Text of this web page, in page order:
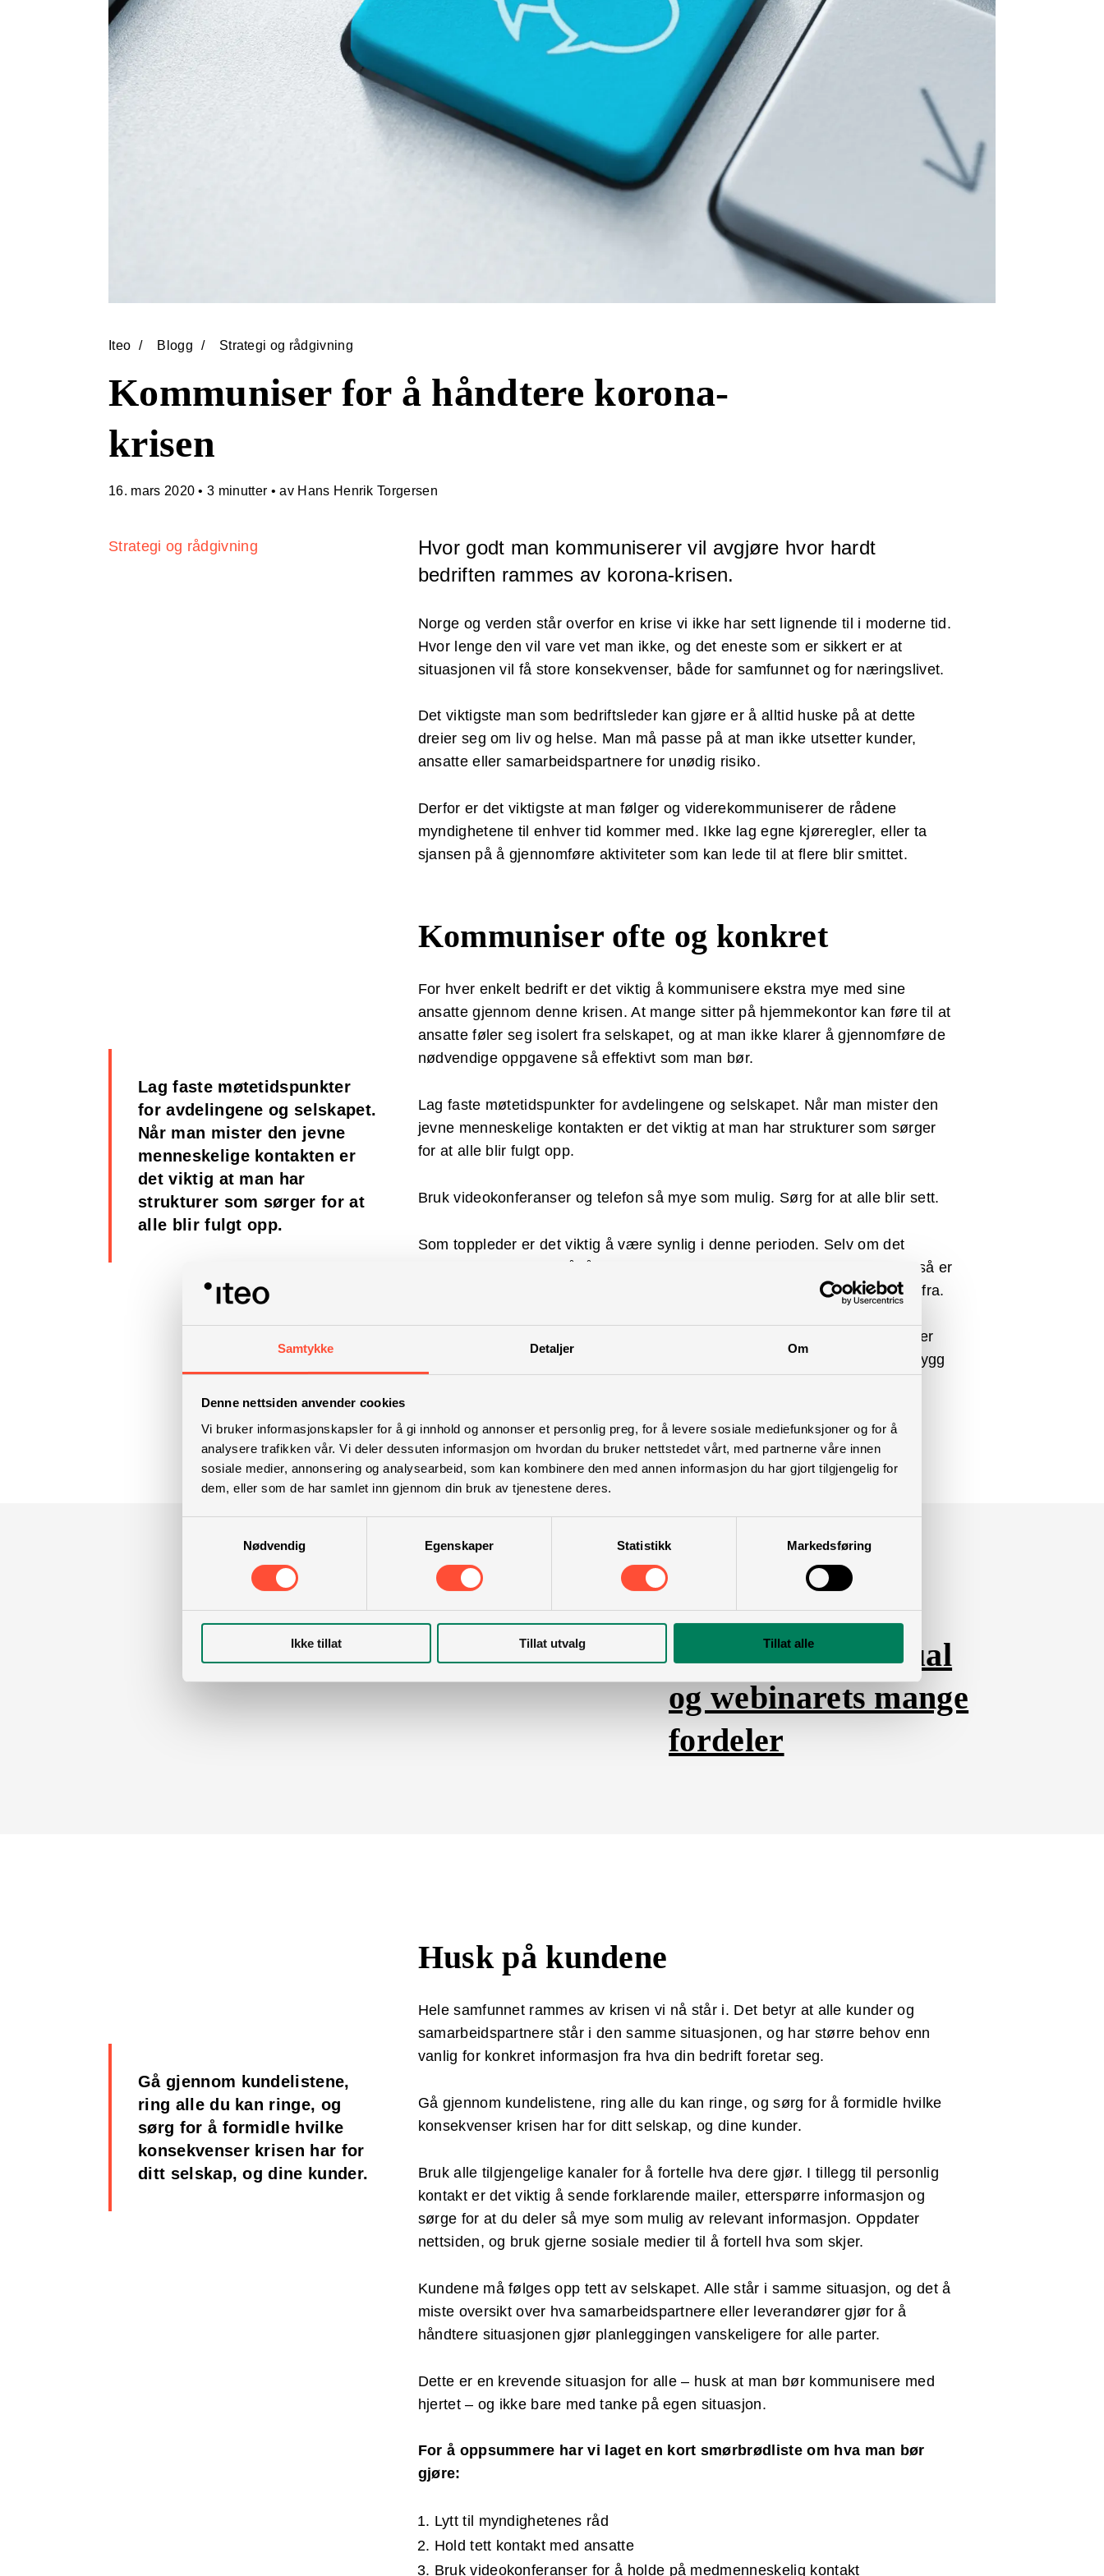
Samtykke Detaljer Om
Denne nettsiden anvender cookies
Vi bruker informasjonskapsler for å gi innhold og annonser et personlig preg, for å levere sosiale mediefunksjoner og for å
analysere trafikken vår. Vi deler dessuten informasjon om hvordan du bruker nettstedet vårt, med partnerne våre innen
sosiale medier, annonsering og analysearbeid, som kan kombinere den med annen informasjon du har gjort tilgjengelig for
dem, eller som de har samlet inn gjennom din bruk av tjenestene deres.
Nødvendig
Egenskaper Statistikk Markedsføring
Ikke tillat Tillat utvalg Tillat alle
Iteo Blogg Strategi og rådgivning
Kommuniser for å håndtere korona-
krisen
16. mars 2020 •3 minutter • av Hans Henrik Torgersen
Strategi og rådgivning
Hvor godt man kommuniserer vil avgjøre hvor hardt
bedriften rammes av korona-krisen.
Lag faste møtetidspunkter
for avdelingene og selskapet.
Når man mister den jevne
menneskelige kontakten er
det viktig at man har
strukturer som sørger for at
alle blir fulgt opp.
Norge og verden står overfor en krise vi ikke har sett lignende til i moderne tid.
Hvor lenge den vil vare vet man ikke, og det eneste som er sikkert er at
situasjonen vil få store konsekvenser, både for samfunnet og for næringslivet.
Det viktigste man som bedriftsleder kan gjøre er å alltid huske på at dette
dreier seg om liv og helse. Man må passe på at man ikke utsetter kunder,
ansatte eller samarbeidspartnere for unødig risiko.
Derfor er det viktigste at man følger og viderekommuniserer de rådene
myndighetene til enhver tid kommer med. Ikke lag egne kjøreregler, eller ta
sjansen på å gjennomføre aktiviteter som kan lede til at flere blir smittet.
Kommuniser ofte og konkret
For hver enkelt bedrift er det viktig å kommunisere ekstra mye med sine
ansatte gjennom denne krisen. At mange sitter på hjemmekontor kan føre til at
ansatte føler seg isolert fra selskapet, og at man ikke klarer å gjennomføre de
nødvendige oppgavene så effektivt som man bør.
Lag faste møtetidspunkter for avdelingene og selskapet. Når man mister den
jevne menneskelige kontakten er det viktig at man har strukturer som sørger
for at alle blir fulgt opp.
Bruk videokonferanser og telefon så mye som mulig. Sørg for at alle blir sett.
Som toppleder er det viktig å være synlig i denne perioden. Selv om det
kanskje virker viktigst å få oversikt over hvordan dette rammer selskapet, så er
det mye å tjene på å være den som de ansatte hører fra, og får instrukser fra.
Hvis man må gå til det skrittet å permittere ansatte, eller redusere driften, er
det veldig viktig at man følger opp alle som rammes. Dette er en veldig utrygg
personlig oppfølging.
Anbefalt lesning:
Business as unusual
og webinarets mange
fordeler
Gå gjennom kundelistene,
ring alle du kan ringe, og
sørg for å formidle hvilke
konsekvenser krisen har for
ditt selskap, og dine kunder.
Husk på kundene
Hele samfunnet rammes av krisen vi nå står i. Det betyr at alle kunder og
samarbeidspartnere står i den samme situasjonen, og har større behov enn
vanlig for konkret informasjon fra hva din bedrift foretar seg.
Gå gjennom kundelistene, ring alle du kan ringe, og sørg for å formidle hvilke
konsekvenser krisen har for ditt selskap, og dine kunder.
Bruk alle tilgjengelige kanaler for å fortelle hva dere gjør. I tillegg til personlig
kontakt er det viktig å sende forklarende mailer, etterspørre informasjon og
sørge for at du deler så mye som mulig av relevant informasjon. Oppdater
nettsiden, og bruk gjerne sosiale medier til å fortell hva som skjer.
Kundene må følges opp tett av selskapet. Alle står i samme situasjon, og det å
miste oversikt over hva samarbeidspartnere eller leverandører gjør for å
håndtere situasjonen gjør planleggingen vanskeligere for alle parter.
Dette er en krevende situasjon for alle – husk at man bør kommunisere med
hjertet – og ikke bare med tanke på egen situasjon.
For å oppsummere har vi laget en kort smørbrødliste om hva man bør
gjøre:
Lytt til myndighetenes råd
Hold tett kontakt med ansatte
Bruk videokonferanser for å holde på medmenneskelig kontakt